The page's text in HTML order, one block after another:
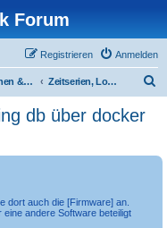
Forum
Anmelden
Registrieren
Funktionen & Leistungsmerkmale Zeitserien, Logging & Grafana
db über docker
dort auch die [Firmware] an.
andere Software beteiligt